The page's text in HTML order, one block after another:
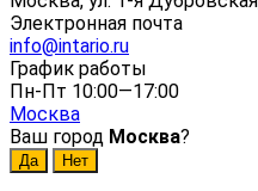
Электронная почта
info@intario.ru
График работы
Пн-Пт 10:00—17:00
Москва
Ваш город Москва?